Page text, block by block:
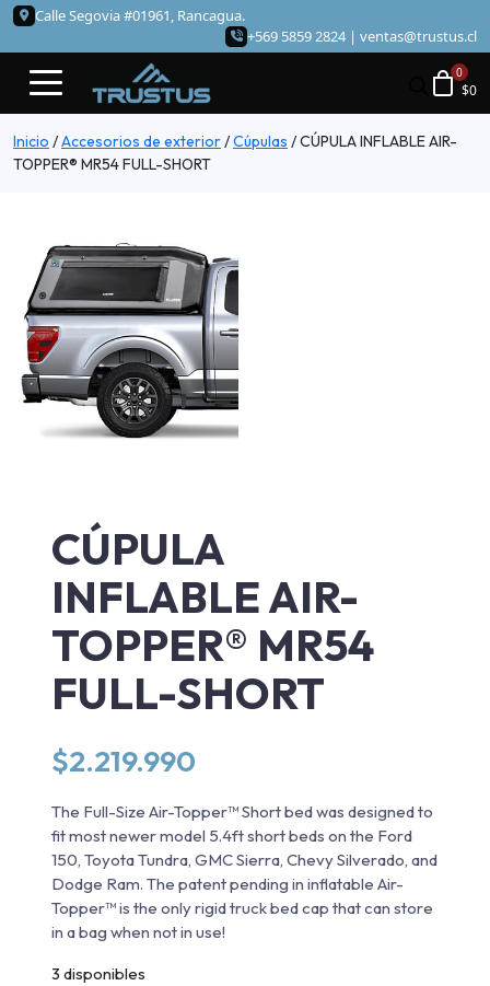
Calle Segovia #01961, Rancagua.
+569 5859 2824 | ventas@trustus.cl
$0
Inicio /Accesorios de exterior/Cúpulas /CÚPULA INFLABLE AIR-
TOPPER® MR54 FULL-SHORT
CÚPULA
INFLABLE AIR-
TOPPER® MR54
FULL-SHORT
$2.219.990
The Full-Size Air-Topper™ Short bed was designed to
fit most newer model 5.4ft short beds on the Ford
150, Toyota Tundra, GMC Sierra, Chevy Silverado, and
Dodge Ram. The patent pending in inflatable Air-
Topper™ is the only rigid truck bed cap that can store
in a bag when not in use!
3 disponibles